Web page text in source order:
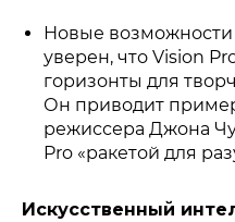
Новые возможности
уверен, что Vision
горизонты для
Он приводит
режиссера Джона
Pro «ракетой для
Искусственный